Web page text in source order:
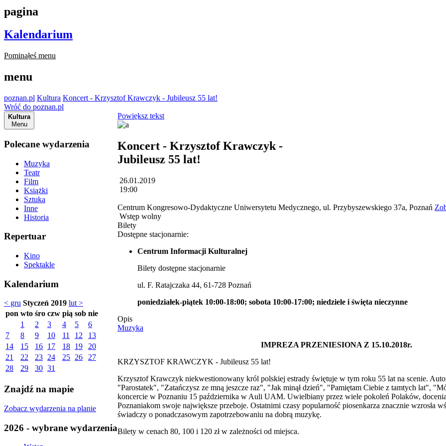
pagina
Kalendarium
Pominąłeś menu
menu
poznan.pl Kultura Koncert - Krzysztof Krawczyk - Jubileusz 55 lat!
Wróć do poznan.pl
Kultura
Menu
Polecane wydarzenia
Muzyka
Teatr
Film
Książki
Sztuka
Inne
Historia
Repertuar
Kino
Spektakle
Kalendarium
< gru Styczeń 2019 lut >
pon wto śro czw pią sob nie
1
2 3 4 5
6
7
8 9 10 11 12
13
14
15 16 17 18 19
20
21
22 23 24 25 26
27
28
29 30 31
Znajdź na mapie
Zobacz wydarzenia na planie
2026 - wybrane wydarzenia
Powiększ tekst
Koncert - Krzysztof Krawczyk -
Jubileusz 55 lat!
26.01.2019
19:00
Centrum Kongresowo-Dydaktyczne Uniwersytetu Medycznego, ul. Przybyszewskiego 37a, Poznań
Wstęp wolny
Bilety
Dostępne stacjonarnie:
Centrum Informacji Kulturalnej
Bilety dostępne stacjonarnie
ul. F. Ratajczaka 44, 61-728 Poznań
poniedziałek-piątek 10:00-18:00; sobota 10:00-17:00; niedziele i święta nieczynne
Opis
Muzyka
IMPREZA PRZENIESIONA Z 15.10.2018r.
KRZYSZTOF KRAWCZYK - Jubileusz 55 lat!
Krzysztof Krawczyk niekwestionowany król polskiej estrady świętuje w tym roku 55 lat na scenie.
"Parostatek", "Zatańczysz ze mną jeszcze raz", "Jak minął dzień", "Pamiętam Ciebie z tamtych lat",
koncercie w Poznaniu 15 października w Auli UAM. Uwielbiany przez wiele pokoleń Polaków,
Poznaniakom swoje największe przeboje. Ostatnimi czasy popularność piosenkarza znacznie wzrosła
świadczy o ponadczasowym zapotrzebowaniu na dobrą muzykę.
Bilety w cenach 80, 100 i 120 zł w zależności od miejsca.